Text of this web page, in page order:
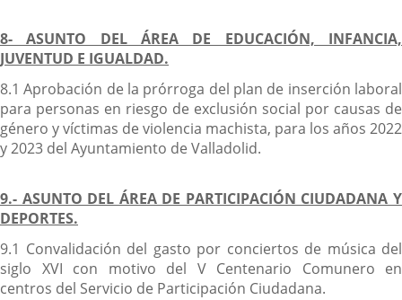
8- ASUNTO DEL ÁREA DE EDUCACIÓN, INFANCIA,
JUVENTUD E IGUALDAD.
8.1 Aprobación de la prórroga del plan de inserción laboral
para personas en riesgo de exclusión social por causas de
género y víctimas de violencia machista, para los años 2022
y 2023 del Ayuntamiento de Valladolid.
9.- ASUNTO DEL ÁREA DE PARTICIPACIÓN CIUDADANA Y
DEPORTES.
9.1 Convalidación del gasto por conciertos de música del
siglo XVI con motivo del V Centenario Comunero en
centros del Servicio de Participación Ciudadana.